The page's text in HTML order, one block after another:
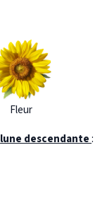
Fleur
lune descendante: